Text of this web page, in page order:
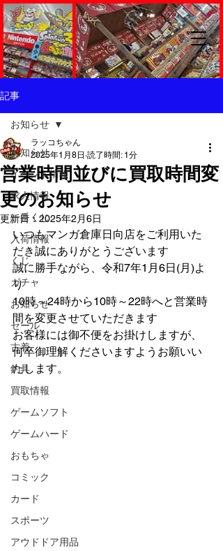
記事
お知らせ
イベント情報
求人情報
一番くじ
入荷情報
くじ
ガチャ
お知らせ
セール
古着
釣具
買取情報
ゲームソフト
ゲームハード
おもちゃ
コミック
カード
スポーツ
アウドドア用品
お知らせ
営業時間並びに買取時間変
更のお知らせ
ラッコちゃん
2025年1月8日 読了時間: 1分
更新日： 2025年2月6日
いつもマンガ倉庫日向店をご利用いた
だき誠にありがとうございます
誠に勝手ながら、令和7年1月6日(月)よ
り
10時～24時から10時～22時へと営業時
間を変更させていただきます
お客様には御不便をお掛けしますが、
何卒御理解くださいますようお願いい
たします。